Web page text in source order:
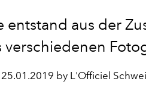
entstand aus der
verschiedenen
25.01.2019 by L'Officiel